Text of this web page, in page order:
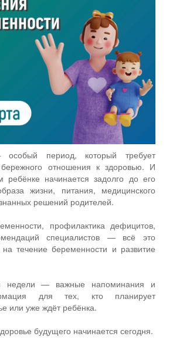
особый период, который требует
отношения к здоровью. И
ребёнке начинается задолго до его
жизни, питания, медицинского
решений родителей.
профилактика дефицитов,
специалистов — всё это
течение беременности и развитие
недели — важные напоминания и
для тех, кто планирует
или уже ждёт ребёнка.
будущего начинается сегодня.